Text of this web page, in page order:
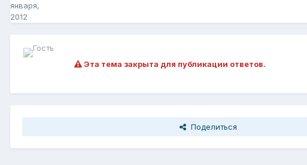
января,
2012
Эта тема закрыта для публикации ответов.
Поделиться